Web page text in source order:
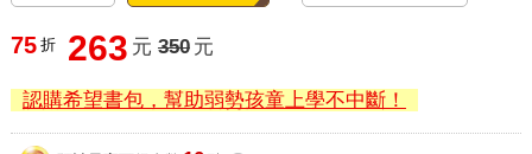
75 折 263 元 350 元
認購希望書包，幫助弱勢孩童上學不中斷！